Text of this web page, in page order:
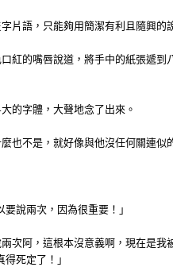
片語，只能夠用簡潔有利且隨興的
紅的嘴唇說道，將手中的紙張遞到
的字體，大聲地念了出來。
也不是，就好像與他沒任何關連似
說兩次，因為很重要！」
次阿，這根本沒意義啊，現在是我
死定了！」